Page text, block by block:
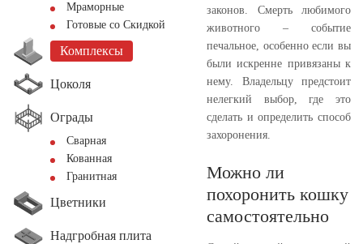
Мраморные
Готовые со Скидкой
Комплексы
Цоколя
Ограды
Сварная
Кованная
Гранитная
Цветники
Надгробная плита
законов. Смерть любимого
животного – событие
печальное, особенно если вы
были искренне привязаны к
нему. Владельцу предстоит
нелегкий выбор, где это
сделать и определить способ
захоронения.
Можно ли
похоронить кошку
самостоятельно